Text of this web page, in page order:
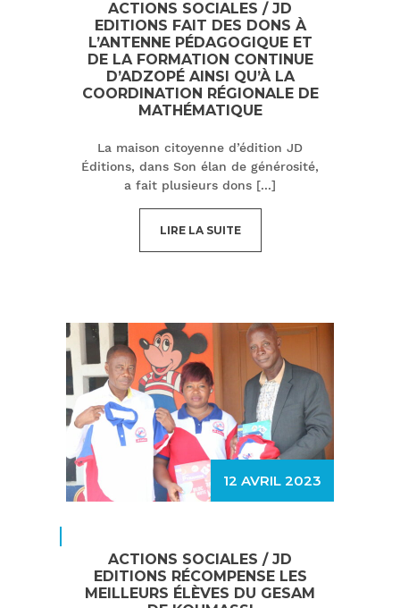
ACTIONS SOCIALES / JD
EDITIONS FAIT DES DONS À
L’ANTENNE PÉDAGOGIQUE ET
DE LA FORMATION CONTINUE
D’ADZOPÉ AINSI QU’À LA
COORDINATION RÉGIONALE DE
MATHÉMATIQUE
La maison citoyenne d’édition JD
Éditions, dans Son élan de générosité,
a fait plusieurs dons [...]
LIRE LA SUITE
12 AVRIL 2023
ACTIONS SOCIALES / JD
EDITIONS RÉCOMPENSE LES
MEILLEURS ÉLÈVES DU GESAM